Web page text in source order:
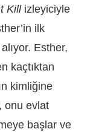
Killizleyiciyle
ilk
Esther,
kaçtıktan
kimliğine
onu evlat
başlar ve